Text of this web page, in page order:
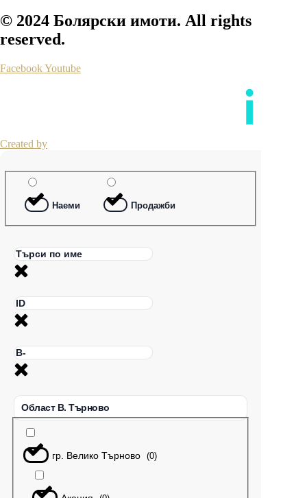
© 2024 Болярски имоти. All rights
reserved.
FacebookYoutube
Created by
Наеми Продажби
Област В. Търново
гр. Велико Търново (0)